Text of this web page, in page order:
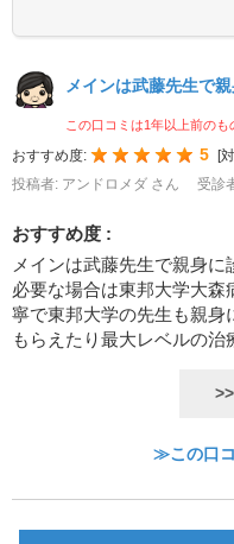
メインは武藤先生で
この口コミは1年以上前のも
おすすめ度: 5 [
投稿者: アンドロメダ さん
受診
おすすめ度 :
メインは武藤先生で親身に
必要な場合は東邦大学大
寧で東邦大学の先生も親身
もらえたり最大レベルの治
≫この口